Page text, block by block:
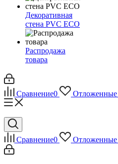
Декоративная
стена PVC ECO
Распродажа
товара
Сравнение0 Отложенные
Сравнение0 Отложенные